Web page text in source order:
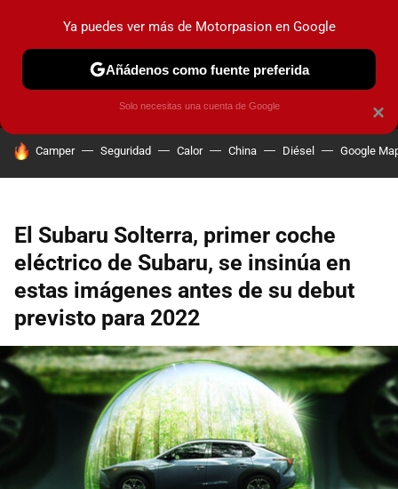
MENÚ NUEVO
COCHES ELÉCTRICOS OBSERVATORIO
HOY SE HABLA DE
Camper Seguridad Calor China Diésel Google
El Subaru Solterra, primer coche
eléctrico de Subaru, se insinúa en
estas imágenes antes de su debut
previsto para 2022
×
Ya puedes ver más de Motorpasion en Google
Añádenos como fuente preferida
Solo necesitas una cuenta de Google